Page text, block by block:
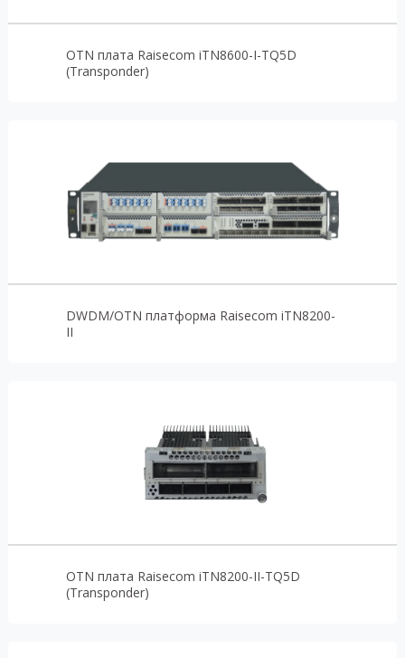
OTN плата Raisecom iTN8600-I-TQ5D
(Transponder)
DWDM/OTN платформа Raisecom iTN8200-
II
OTN плата Raisecom iTN8200-II-TQ5D
(Transponder)